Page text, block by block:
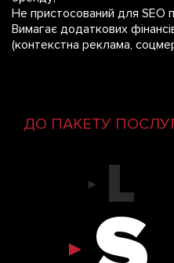
Не пристосований для SEO
Вимагає додаткових
(контекстна реклама,
ДО ПАКЕТУ
S
M
L